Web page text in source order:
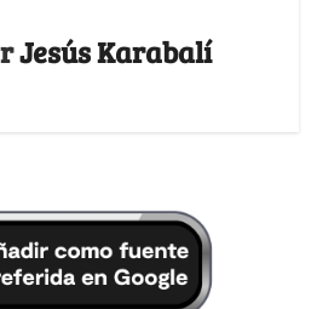
Jesús Karabalí